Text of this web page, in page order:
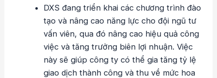
DXS đang triển khai các chương trình đào
tạo và nâng cao năng lực cho đội ngũ tư
vấn viên, qua đó nâng cao hiệu quả công
việc và tăng trưởng biên lợi nhuận. Việc
này sẽ giúp công ty có thể gia tăng tỷ lệ
giao dịch thành công và thu về mức hoa